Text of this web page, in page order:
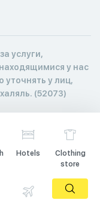
услуги,
у нас
уточнять у лиц,
(52073)
Hotels
Clothing
store